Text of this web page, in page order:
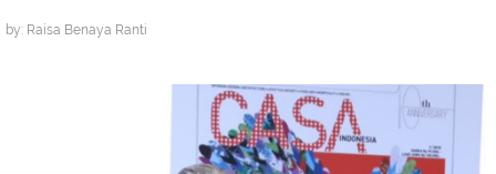
by: Raisa Benaya Ranti